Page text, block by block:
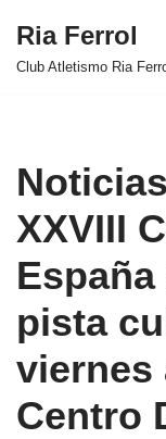
Saltar
Ria Ferrol
Club Atletismo Ria
XXVIII
pista
viernes
Centro